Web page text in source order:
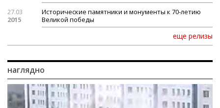
27.03
2015
Исторические памятники и монументы к 70-летию
Великой победы
еще релизы
наглядно